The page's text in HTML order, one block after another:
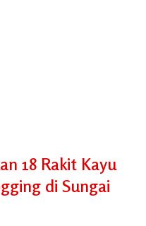
18 Rakit Kayu
di Sungai